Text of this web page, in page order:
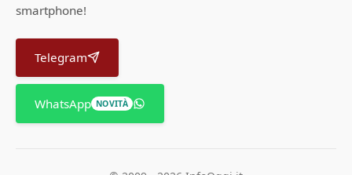
smartphone!
Telegram
WhatsApp NOVITÀ